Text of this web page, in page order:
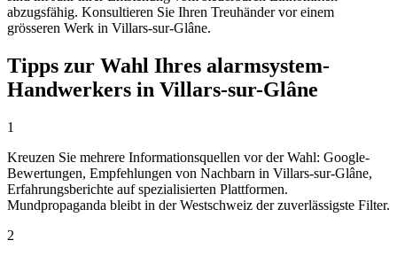
abzugsfähig. Konsultieren Sie Ihren Treuhänder vor einem
grösseren Werk in Villars-sur-Glâne.
Tipps zur Wahl Ihres alarmsystem-
Handwerkers in Villars-sur-Glâne
1
Kreuzen Sie mehrere Informationsquellen vor der Wahl: Google-
Bewertungen, Empfehlungen von Nachbarn in Villars-sur-Glâne,
Erfahrungsberichte auf spezialisierten Plattformen.
Mundpropaganda bleibt in der Westschweiz der zuverlässigste Filter.
2